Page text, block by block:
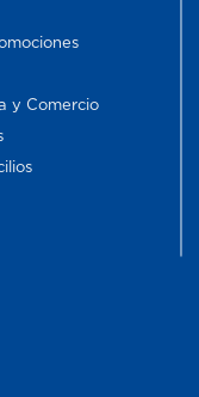
y Comercio